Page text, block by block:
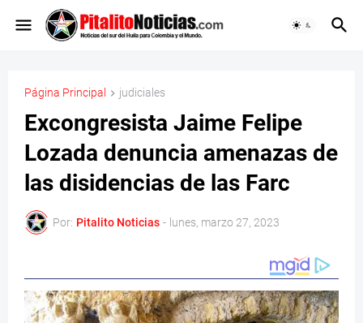
Página Principal judiciales
Excongresista Jaime Felipe
Lozada denuncia amenazas de
las disidencias de las Farc
Por: Pitalito Noticias - lunes, marzo 27, 2023